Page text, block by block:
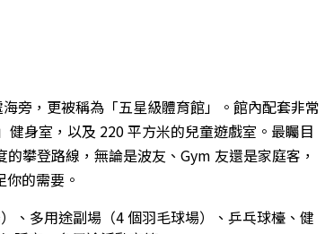
旁，更被稱為「五星級體育館」。館內配套非常
身室，以及 220 平方米的兒童遊戲室。最矚目
攀登路線，無論是波友、Gym 友還是家庭客，
的需要。
、多用途副場（4 個羽毛球場）、乒乓球檯、健